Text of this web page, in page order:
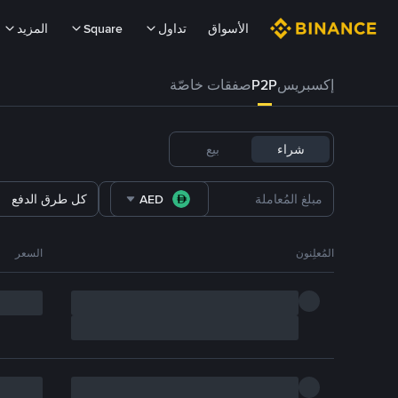
الأسواق تداول Square المزيد
إكسبريسP2Pصفقات خاصّة
شراء بيع
AED كل طرق الدفع
المُعلِنون السعر